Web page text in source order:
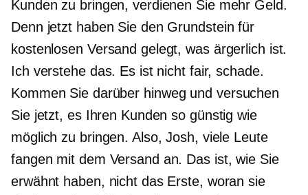
Kunden zu bringen, verdienen Sie mehr Geld.
Denn jetzt haben Sie den Grundstein für
kostenlosen Versand gelegt, was ärgerlich ist.
Ich verstehe das. Es ist nicht fair, schade.
Kommen Sie darüber hinweg und versuchen
Sie jetzt, es Ihren Kunden so günstig wie
möglich zu bringen. Also, Josh, viele Leute
fangen mit dem Versand an. Das ist, wie Sie
erwähnt haben, nicht das Erste, woran sie